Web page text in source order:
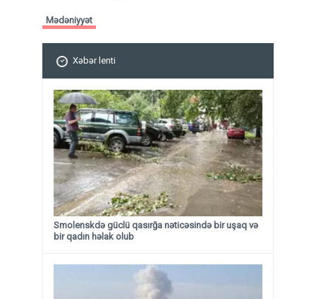
Mədəniyyət
Xəbər lenti
Smolenskdə güclü qasırğa nəticəsində bir uşaq və
bir qadın həlak olub